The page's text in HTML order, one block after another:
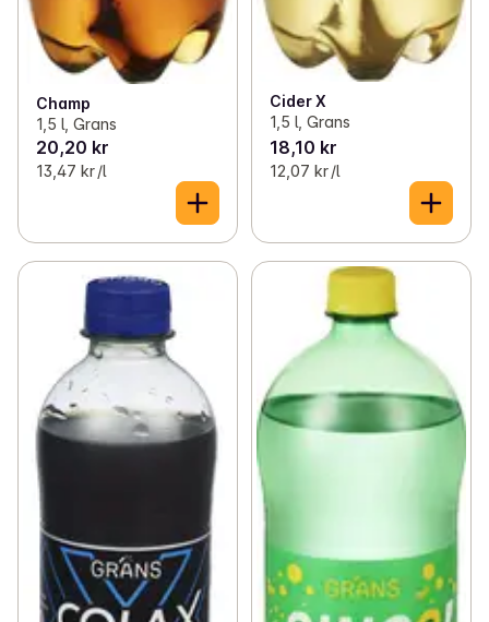
Champ
1,5 l, Grans
20,20 kr
13,47 kr /l
Cider X
1,5 l, Grans
18,10 kr
12,07 kr /l